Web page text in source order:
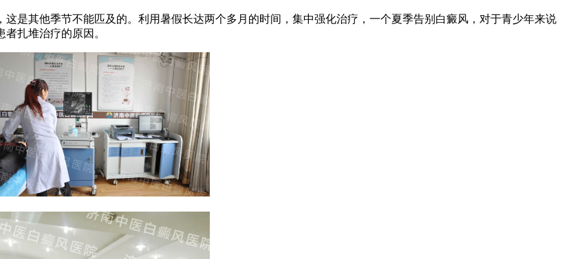
其他季节不能匹及的。利用暑假长达两个多月的时间，集中强化治疗，一个夏季告别白癜风，对于青少年来说
扎堆治疗的原因。